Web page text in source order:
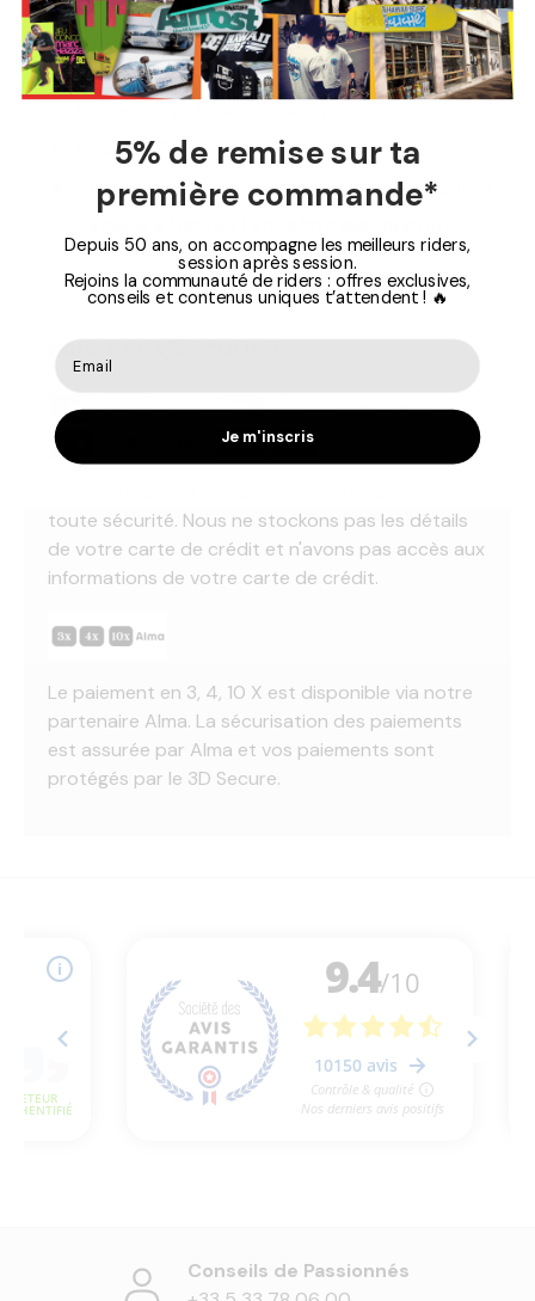
Puissance de transmission : Class 2 – 4 dBm
Fonction mains libres pour prendre et passer
des appels
Poids : 210 g
Accessoires inclus : câble USB et mousqueton
commandée)
Paiement Sécurisé
toute sécurité. Nous ne stockons pas les détails
de votre carte de crédit et n'avons pas accès aux
informations de votre carte de crédit.
Le paiement en 3, 4, 10 X est disponible via notre
partenaire Alma. La sécurisation des paiements
est assurée par Alma et vos paiements sont
protégés par le 3D Secure.
Conseils de Passionnés
5% de remise sur ta
première commande*
Depuis 50 ans, on accompagne les meilleurs riders,
session après session.
Rejoins la communauté de riders : offres exclusives,
conseils et contenus uniques t’attendent ! 🔥
Je m'inscris